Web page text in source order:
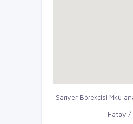
Sarıyer Börekçisi Mkü
Hatay /